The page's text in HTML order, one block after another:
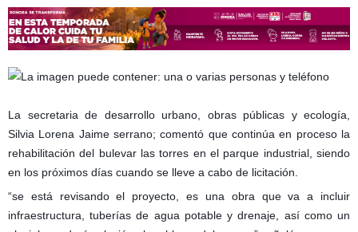
La secretaria de desarrollo urbano, obras públicas y ecología,
Silvia Lorena Jaime serrano; comentó que continúa en proceso la
rehabilitación del bulevar las torres en el parque industrial, siendo
en los próximos días cuando se lleve a cabo de licitación.
“se está revisando el proyecto, es una obra que va a incluir
infraestructura, tuberías de agua potable y drenaje, así como un